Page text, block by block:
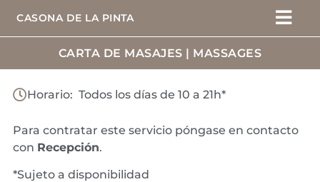
CASONA DE LA PINTA
CARTA DE MASAJES | MASSAGES
Horario: Todos los días de 10 a 21h*
Para contratar este servicio póngase en contacto
con Recepción.
*Sujeto a disponibilidad